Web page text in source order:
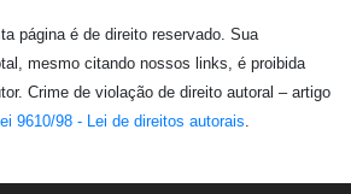
página é de direito reservado. Sua
mesmo citando nossos links, é proibida
Crime de violação de direito autoral – artigo
9610/98 - Lei de direitos autorais